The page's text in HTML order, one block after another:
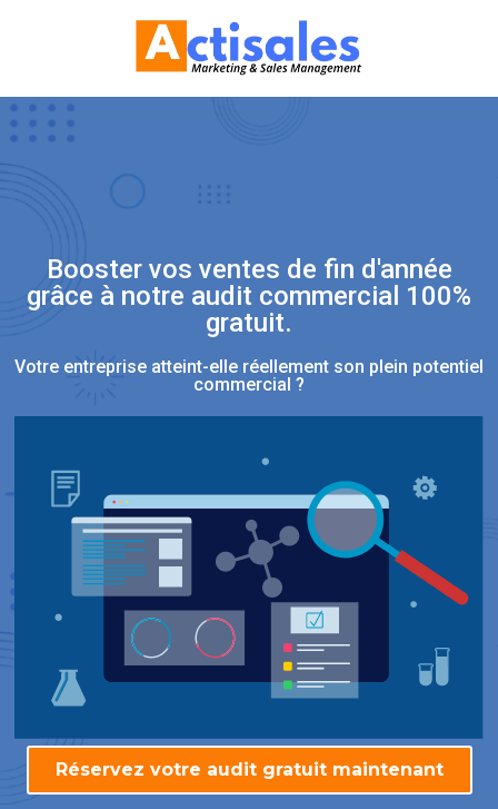
Booster vos ventes de fin d'année
grâce à notre audit commercial 100%
gratuit.
Votre entreprise atteint-elle réellement son plein potentiel
commercial ?
Réservez votre audit gratuit maintenant